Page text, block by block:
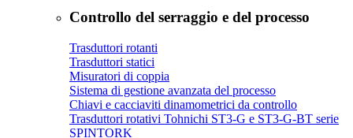
Controllo del serraggio e del processo
Trasduttori rotanti
Trasduttori statici
Misuratori di coppia
Sistema di gestione avanzata del processo
Chiavi e cacciaviti dinamometrici da controllo
Trasduttori rotativi Tohnichi ST3-G e ST3-G-BT serie
SPINTORK